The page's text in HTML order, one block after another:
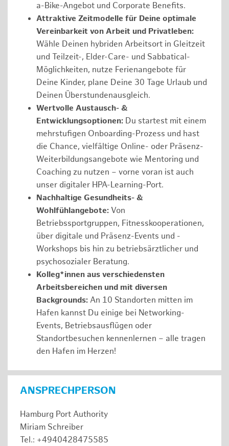
a-Bike-Angebot und Corporate Benefits.
Attraktive Zeitmodelle für Deine optimale
Vereinbarkeit von Arbeit und Privatleben:
Wähle Deinen hybriden Arbeitsort in Gleitzeit
und Teilzeit-, Elder-Care- und Sabbatical-
Möglichkeiten, nutze Ferienangebote für
Deine Kinder, plane Deine 30 Tage Urlaub und
Deinen Überstundenausgleich.
Wertvolle Austausch- &
Entwicklungsoptionen: Du startest mit einem
mehrstufigen Onboarding-Prozess und hast
die Chance, vielfältige Online- oder Präsenz-
Weiterbildungsangebote wie Mentoring und
Coaching zu nutzen – vorne voran ist auch
unser digitaler HPA-Learning-Port.
Nachhaltige Gesundheits- &
Wohlfühlangebote: Von
Betriebssportgruppen, Fitnesskooperationen,
über digitale und Präsenz-Events und -
Workshops bis hin zu betriebsärztlicher und
psychosozialer Beratung.
Kolleg*innen aus verschiedensten
Arbeitsbereichen und mit diversen
Backgrounds: An 10 Standorten mitten im
Hafen kannst Du einige bei Networking-
Events, Betriebsausflügen oder
Standortbesuchen kennenlernen – alle tragen
den Hafen im Herzen!
ANSPRECHPERSON
Hamburg Port Authority
Miriam Schreiber
Tel.: +4940428475585